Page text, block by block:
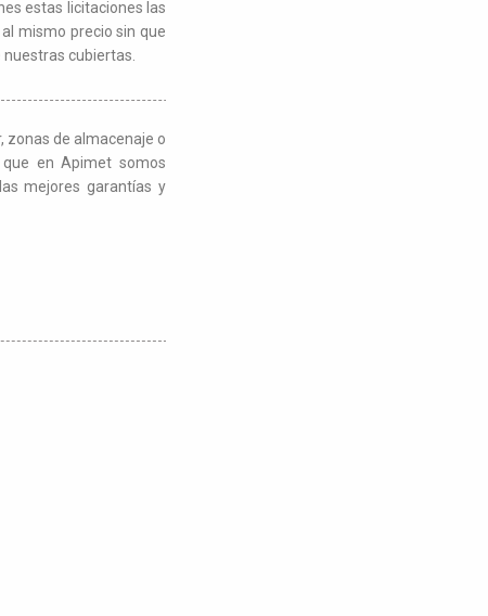
estas licitaciones las
mismo precio sin que
cubiertas.
zonas de almacenaje o
en Apimet somos
mejores garantías y